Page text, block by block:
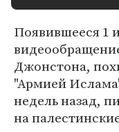
Появившееся 1
Джонстона,
"Армией
недель назад,
на